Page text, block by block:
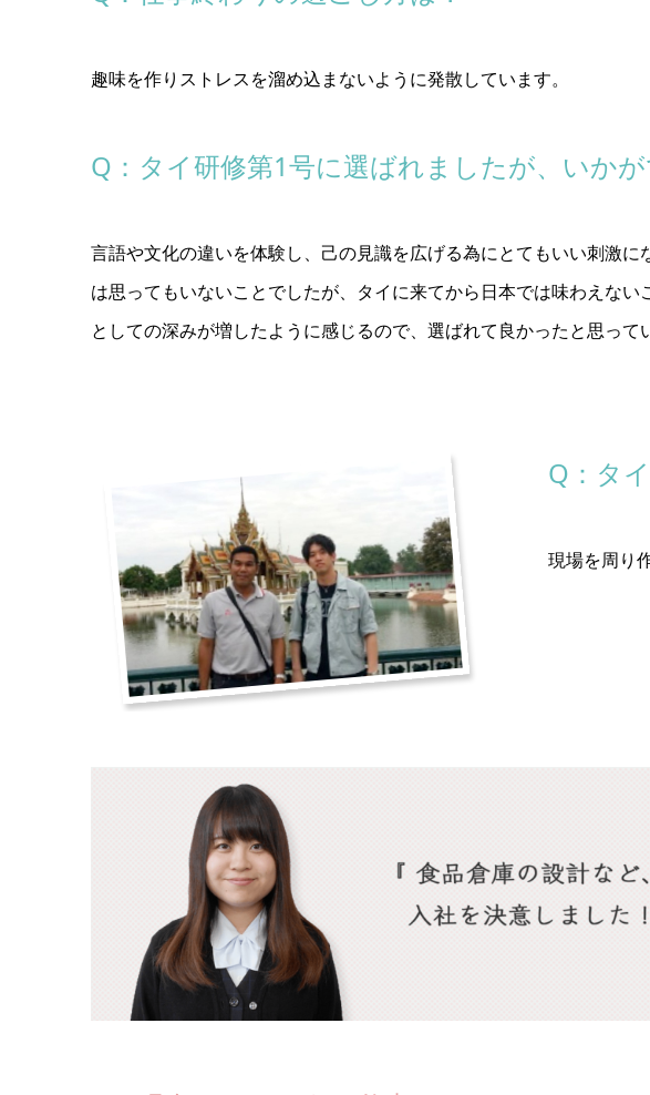
趣味を作りストレスを溜め込まないように発散しています。
Q：タイ研修第1号に選ばれましたが、いかが
言語や文化の違いを体験し、己の見識を広げる為にとてもいい刺激に
は思ってもいないことでしたが、タイに来てから日本では味わえない
としての深みが増したように感じるので、選ばれて良かったと思って
Q：タ
現場を周り